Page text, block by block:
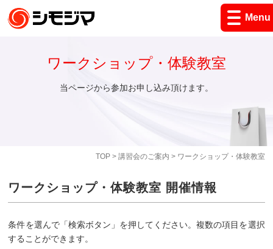
Menu
TOP> 講習会のご案内 > ワークショップ・体験教室
ワークショップ・体験教室
当ページから参加お申し込み頂けます。
ワークショップ・体験教室 開催情報
条件を選んで「検索ボタン」を押してください。複数の項目を選択
することができます。